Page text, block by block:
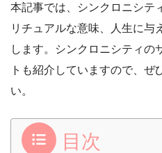
本記事では、シンクロニシテ
リチュアルな意味、人生に与
します。シンクロニシティの
トも紹介していますので、ぜ
い。
目次